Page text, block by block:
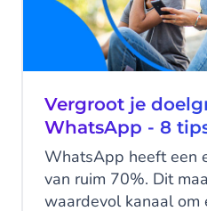
Vergroot je
WhatsApp - 8
WhatsApp heeft een
van ruim 70%. Dit
waardevol kanaal om